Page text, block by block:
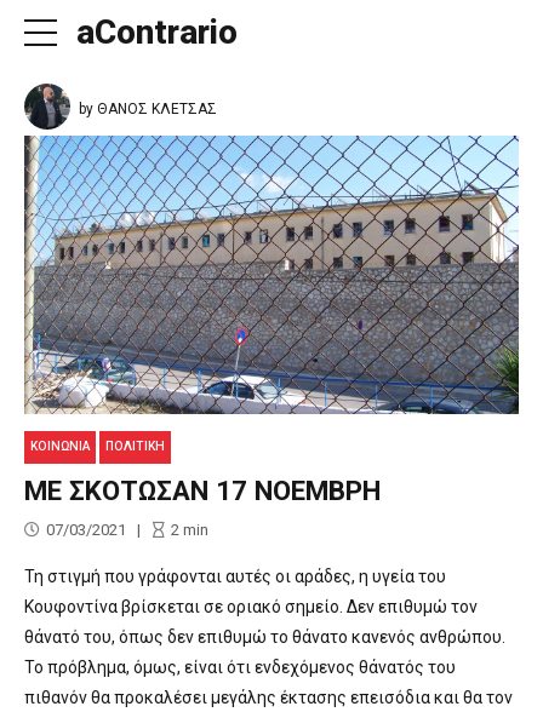
aContrario
by ΘΑΝΟΣ ΚΛΕΤΣΑΣ
ΚΟΙΝΩΝΊΑ ΠΟΛΙΤΙΚΉ
ΜΕ ΣΚΟΤΩΣΑΝ 17 ΝΟΕΜΒΡΗ
07/03/2021 2 min
Τη στιγμή που γράφονται αυτές οι αράδες, η υγεία του
Κουφοντίνα βρίσκεται σε οριακό σημείο. Δεν επιθυμώ τον
θάνατό του, όπως δεν επιθυμώ το θάνατο κανενός ανθρώπου.
Το πρόβλημα, όμως, είναι ότι ενδεχόμενος θάνατός του
πιθανόν θα προκαλέσει μεγάλης έκτασης επεισόδια και θα τον